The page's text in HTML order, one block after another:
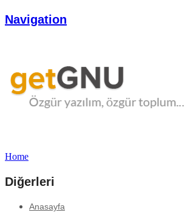
Navigation
Home
Diğerleri
Anasayfa